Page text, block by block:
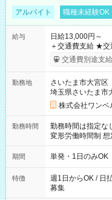
アルバイト 職種未経験OK
給与
日給13,000円～
＋交通費支給 ★交通費全額支給！ ┗案件により規定あり ★日払
いOK！（規定あ
ンビニATMから 日払い
交通費別途支
勤務地
さいたま市大宮区
埼玉県さいたま市
株式会社ワンベ
勤務時間
勤務時間は指定な
変形労働時間制 想定労働時
～21：00
期間 単発・1日のみOK
特徴
週1日からOK / 日
募集